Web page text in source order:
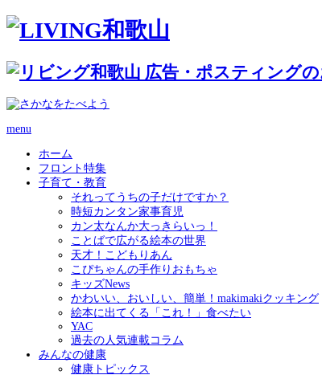
menu
ホーム
フロント特集
子育て・教育
それってうちの子だけですか？
時短カンタン家事育児
カン太なんか大っきらいっ！
ことばで広がる絵本の世界
天才！こどもりあん
こぴちゃんの手作りおもちゃ
キッズNews
かわいい、おいしい、簡単！makimakiクッキング
絵本に出てくる「これ！」食べたい
YAC
過去の人気連載コラム
みんなの健康
健康トピックス